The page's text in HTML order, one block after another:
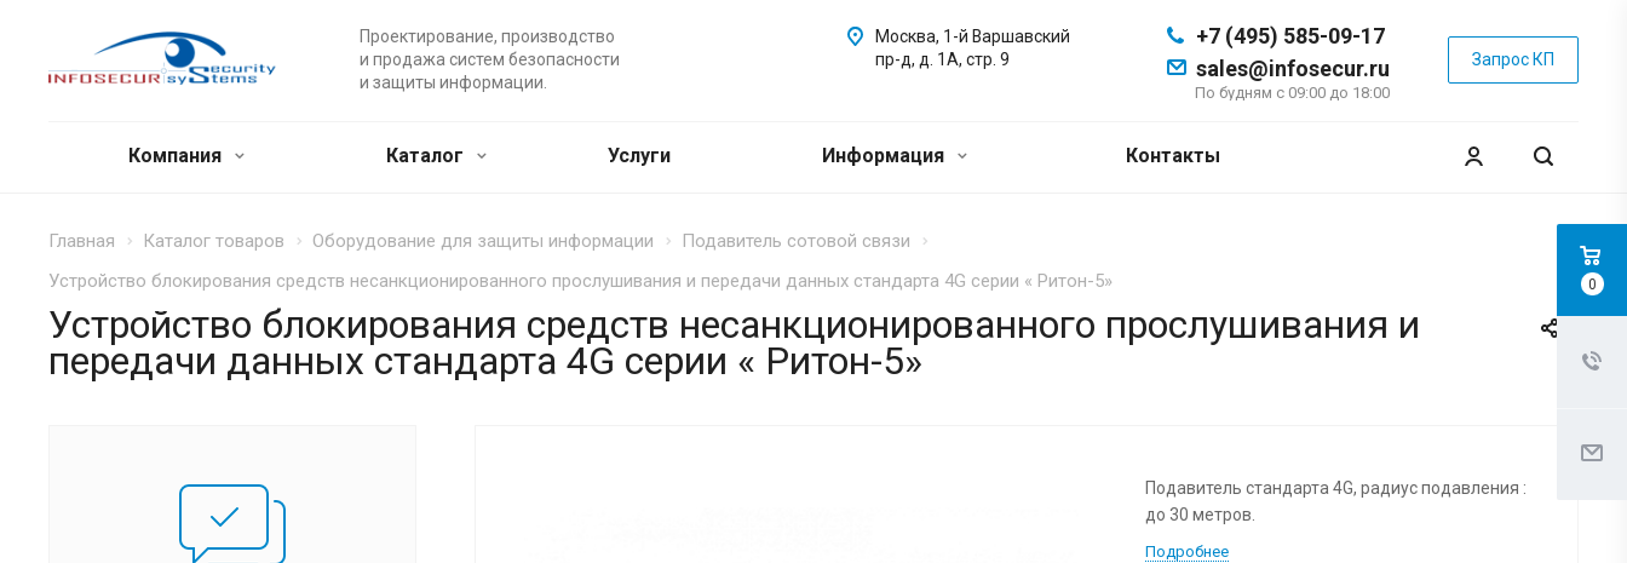
Проектирование, производство
и продажа систем безопасности
и защиты информации.
+7 (495) 585-09-17
sales@infosecur.ru
По будням с 09:00 до 18:00
Запрос КП
Москва, 1-й Варшавский
пр-д, д. 1А, стр. 9
Компания Каталог Услуги Информация Контакты
Главная Каталог товаров Оборудование для защиты информации
Подавитель сотовой связи
Устройство блокирования средств несанкционированного прослушивания и передачи данных стандарта 4G серии « Ритон-5»
Устройство блокирования средств несанкционированного прослушивания и
передачи данных стандарта 4G серии « Ритон-5»
Подавитель стандарта 4G, радиус подавления :
до 30 метров.
Подробнее
0